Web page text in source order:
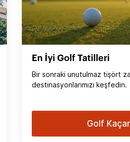
En İyi Golf Tatilleri
Bir sonraki unutulmaz tişört
destinasyonlarımızı keşfedin.
Golf